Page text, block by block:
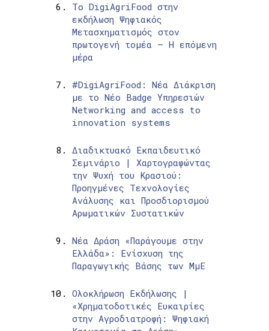
Το DigiAgriFood στην
εκδήλωση Ψηφιακός
Μετασχηματισμός στον
πρωτογενή τομέα – Η επόμενη
μέρα
#DigiAgriFood: Νέα Διάκριση
με το Νέο Badge Υπηρεσιών
Networking and access to
innovation systems
Διαδικτυακό Εκπαιδευτικό
Σεμινάριο | Χαρτογραφώντας
την Ψυχή του Κρασιού:
Προηγμένες Τεχνολογίες
Ανάλυσης και Προσδιορισμού
Αρωματικών Συστατικών
Νέα Δράση «Παράγουμε στην
Ελλάδα»: Ενίσχυση της
Παραγωγικής Βάσης των ΜμΕ
Ολοκλήρωση Εκδήλωσης |
«Χρηματοδοτικές Ευκαιρίες
στην Αγροδιατροφή: Ψηφιακή